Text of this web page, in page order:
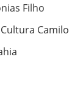
Filho
Camilo